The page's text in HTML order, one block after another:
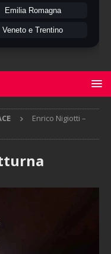
Emilia Romagna
Veneto e Trentino
Enrico Nigiotti –